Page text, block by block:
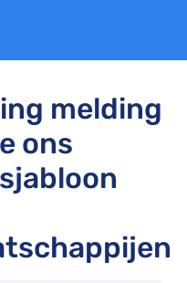
melding
ons